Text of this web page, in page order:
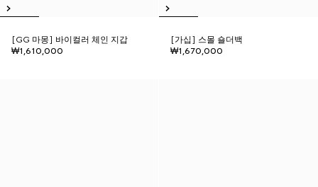
[GG 마몽] 바이컬러 체인 지갑
₩1,610,000
[가십] 스몰 숄더백
₩1,670,000